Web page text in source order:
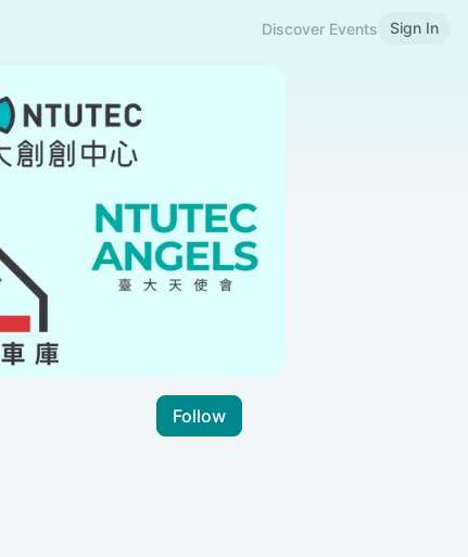
Discover Events Sign In
Follow